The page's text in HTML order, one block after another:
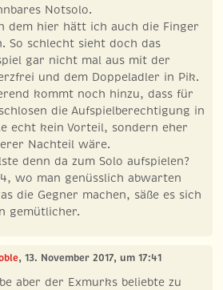
Notsolo.
dem hier hätt ich auch die Finger
So schlecht sieht doch das
gar nicht mal aus mit der
und dem Doppeladler in Pik.
kommt noch hinzu, dass für
die Aufspielberechtigung in
echt kein Vorteil, sondern eher
Nachteil wäre.
denn da zum Solo aufspielen?
wo man genüsslich abwarten
die Gegner machen, säße es sich
gemütlicher.
, 13. November 2017, um 17:41
aber der Exmurks beliebte zu